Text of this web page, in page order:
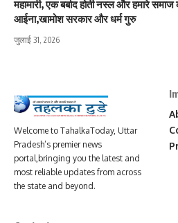
महामारी, एक बर्बाद होती नस्ल और हमारे समाज
आईना,खामोश सरकार और धर्म गुरु
जुलाई 31, 2026
Welcome to TahalkaToday, Uttar
Pradesh’s premier news
portal,bringing you the latest and
most reliable updates from across
the state and beyond.